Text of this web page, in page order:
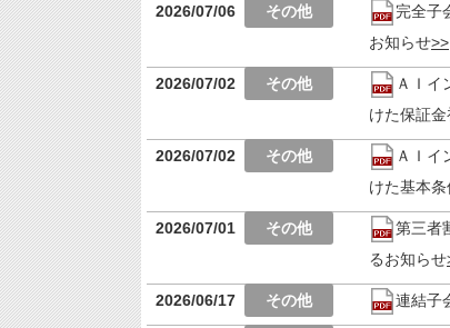
2026/07/06
完全子
お知らせ
2026/07/02
ＡＩイ
けた保証
2026/07/02
ＡＩイ
けた基本
2026/07/01
第三者
るお知らせ
2026/06/17 連結子